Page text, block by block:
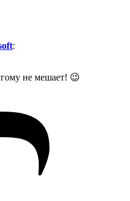
:
не мешает! 😉